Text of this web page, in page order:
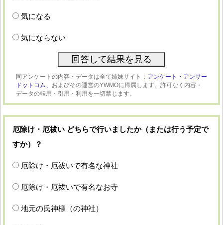
気になる
気にならない
同アンケートの内容・データは全て姉妹サイト： アンケート・アンサー
ドットコム、 およびその運営のYWMOに帰属します。許可なく内容・
データの転用・引用・利用を一切禁じます。
厄除け・厄祓い どちらで行いましたか（または行う予定で
すか）？
厄除け・厄祓いで有名な神社
厄除け・厄祓いで有名なお寺
地元の氏神様（の神社）